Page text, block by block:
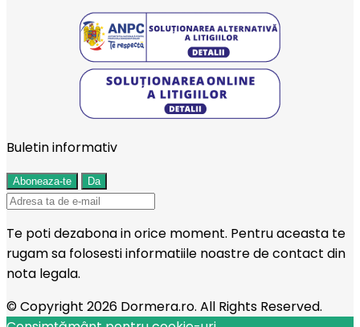
Buletin informativ
Te poti dezabona in orice moment. Pentru aceasta te
rugam sa folosesti informatiile noastre de contact din
nota legala.
© Copyright 2026 Dormera.ro. All Rights Reserved.